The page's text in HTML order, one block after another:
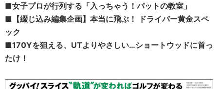
■女子プロが行列する「入っちゃう！パットの教室」
■【綴じ込み編集企画】本当に飛ぶ！ ドライバー黄金スペ
ック
■170Yを狙える、UTよりやさしい…ショートウッドに首っ
たけ！